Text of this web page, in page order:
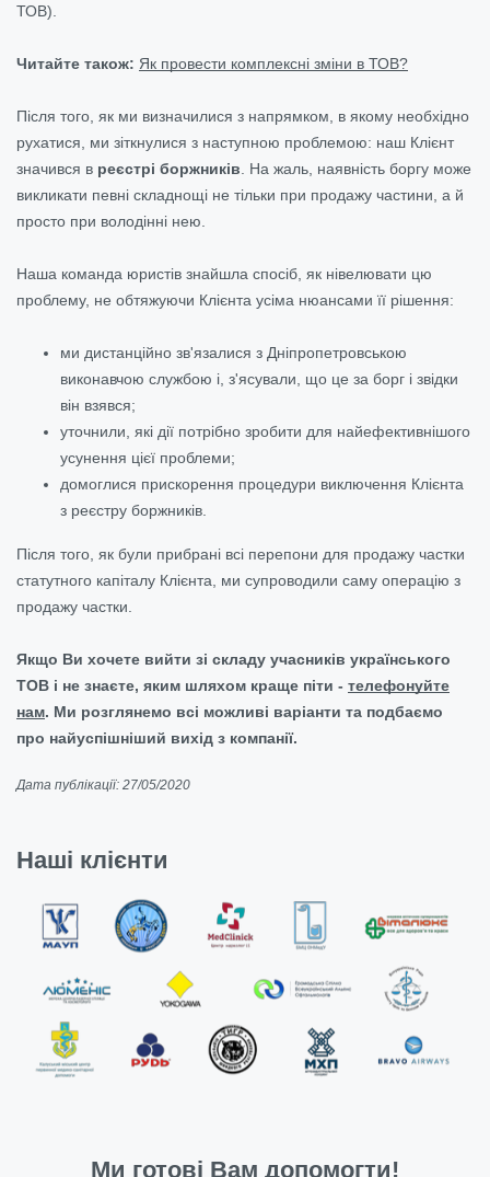
ТОВ).
Читайте також: Як провести комплексні зміни в ТОВ?
Після того, як ми визначилися з напрямком, в якому необхідно
рухатися, ми зіткнулися з наступною проблемою: наш Клієнт
значився в реєстрі боржників . На жаль, наявність боргу може
викликати певні складнощі не тільки при продажу частини, а й
просто при володінні нею.
Наша команда юристів знайшла спосіб, як нівелювати цю
проблему, не обтяжуючи Клієнта усіма нюансами її рішення:
ми дистанційно зв'язалися з Дніпропетровською
виконавчою службою і, з'ясували, що це за борг і звідки
він взявся;
уточнили, які дії потрібно зробити для найефективнішого
усунення цієї проблеми;
домоглися прискорення процедури виключення Клієнта
з реєстру боржників.
Після того, як були прибрані всі перепони для продажу частки
статутного капіталу Клієнта, ми супроводили саму операцію з
продажу частки.
Якщо Ви хочете вийти зі складу учасників українського
ТОВ і не знаєте, яким шляхом краще піти - телефонуйте
нам. Ми розглянемо всі можливі варіанти та подбаємо
про найуспішніший вихід з компанії.
Дата публікації: 27/05/2020
Наші клієнти
Ми готові Вам допомогти!